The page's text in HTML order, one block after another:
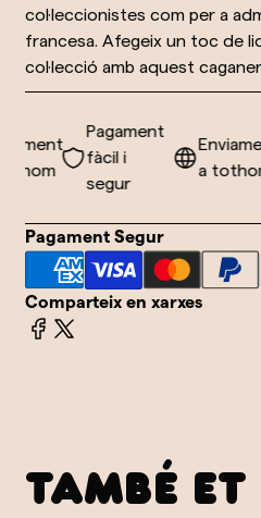
col·leccionistes com per a
francesa. Afegeix un toc de
col·lecció amb aquest
Pagament
fàcil i
segur
a tothom
Pagament Segur
Comparteix en xarxes
TAMBÉ ET